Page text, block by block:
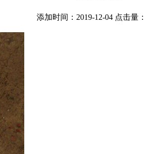
添加时间：2019-12-04 点击量：